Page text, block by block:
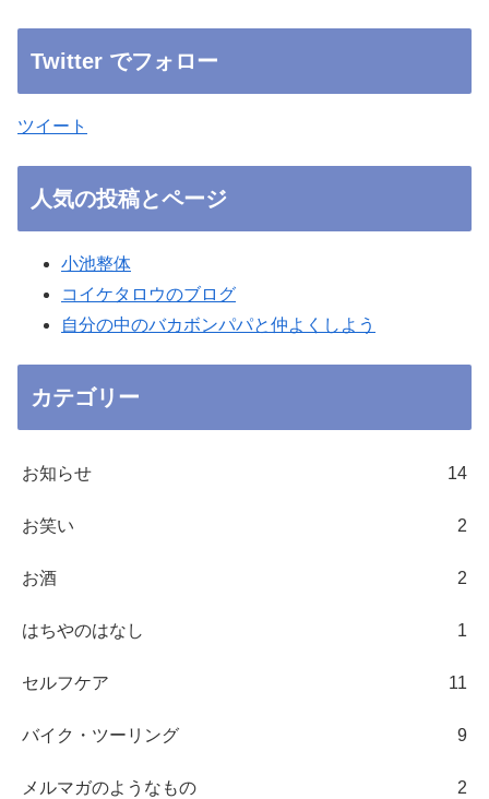
Twitter でフォロー
ツイート
人気の投稿とページ
小池整体
コイケタロウのブログ
自分の中のバカボンパパと仲よくしよう
カテゴリー
お知らせ 14
お笑い 2
お酒 2
はちやのはなし 1
セルフケア 11
バイク・ツーリング 9
メルマガのようなもの 2